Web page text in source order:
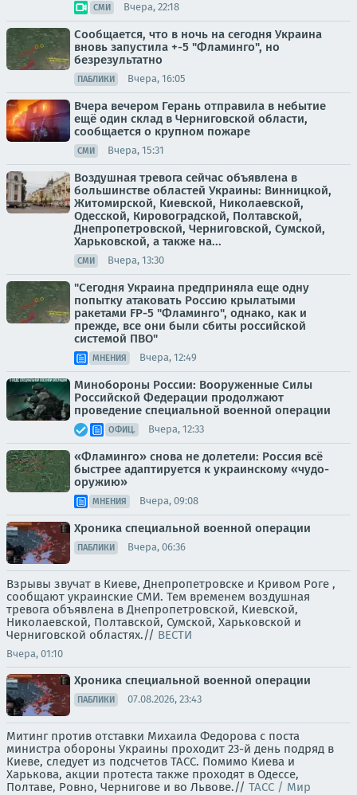
СМИ Вчера, 22:18
Сообщается, что в ночь на сегодня Украина
вновь запустила +-5 "Фламинго", но
безрезультатно
ПАБЛИКИ Вчера, 16:05
Вчера вечером Герань отправила в небытие
ещё один склад в Черниговской области,
сообщается о крупном пожаре
СМИ Вчера, 15:31
Воздушная тревога сейчас объявлена в
большинстве областей Украины: Винницкой,
Житомирской, Киевской, Николаевской,
Одесской, Кировоградской, Полтавской,
Днепропетровской, Черниговской, Сумской,
Харьковской, а также на...
СМИ Вчера, 13:30
"Сегодня Украина предприняла еще одну
попытку атаковать Россию крылатыми
ракетами FP-5 "Фламинго", однако, как и
прежде, все они были сбиты российской
системой ПВО"
МНЕНИЯ Вчера, 12:49
Минобороны России: Вооруженные Силы
Российской Федерации продолжают
проведение специальной военной операции
ОФИЦ. Вчера, 12:33
«Фламинго» снова не долетели: Россия всё
быстрее адаптируется к украинскому «чудо-
оружию»
МНЕНИЯ Вчера, 09:08
Хроника специальной военной операции
ПАБЛИКИ Вчера, 06:36
Взрывы звучат в Киеве, Днепропетровске и Кривом Роге ,
сообщают украинские СМИ. Тем временем воздушная
тревога объявлена в Днепропетровской, Киевской,
Николаевской, Полтавской, Сумской, Харьковской и
Черниговской областях.// ВЕСТИ
Вчера, 01:10
Хроника специальной военной операции
ПАБЛИКИ 07.08.2026, 23:43
Митинг против отставки Михаила Федорова с поста
министра обороны Украины проходит 23-й день подряд в
Киеве, следует из подсчетов ТАСС. Помимо Киева и
Харькова, акции протеста также проходят в Одессе,
Полтаве, Ровно, Чернигове и во Львове.// ТАСС / Мир